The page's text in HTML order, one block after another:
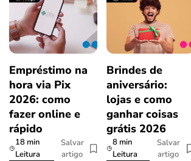
Empréstimo na
hora via Pix
2026: como
fazer online e
rápido
18 min
Leitura
Salvar
artigo
Brindes de
aniversário:
lojas e como
ganhar coisas
grátis 2026
8 min
Leitura
Salvar
artigo